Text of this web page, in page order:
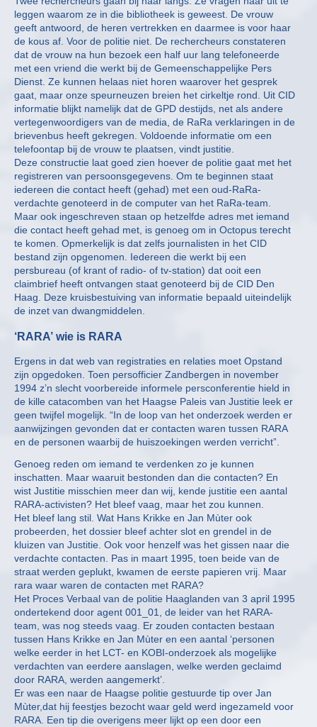
leggen waarom ze in die bibliotheek is geweest. De vrouw
geeft antwoord, de heren vertrekken en daarmee is voor haar
de kous af. Voor de politie niet. De rechercheurs constateren
dat de vrouw na hun bezoek een half uur lang telefoneerde
met een vriend die werkt bij de Gemeenschappelijke Pers
Dienst. Ze kunnen helaas niet horen waarover het gesprek
gaat, maar onze speurneuzen breien het cirkeltje rond. Uit CID
informatie blijkt namelijk dat de GPD destijds, net als andere
vertegenwoordigers van de media, de RaRa verklaringen in de
brievenbus heeft gekregen. Voldoende informatie om een
telefoontap bij de vrouw te plaatsen, vindt justitie.
Deze constructie laat goed zien hoever de politie gaat met het
registreren van persoonsgegevens. Om te beginnen staat
iedereen die contact heeft (gehad) met een oud-RaRa-
verdachte genoteerd in de computer van het RaRa-team.
Maar ook ingeschreven staan op hetzelfde adres met iemand
die contact heeft gehad met, is genoeg om in Octopus terecht
te komen. Opmerkelijk is dat zelfs journalisten in het CID
bestand zijn opgenomen. Iedereen die werkt bij een
persbureau (of krant of radio- of tv-station) dat ooit een
claimbrief heeft ontvangen staat genoteerd bij de CID Den
Haag. Deze kruisbestuiving van informatie bepaald uiteindelijk
de inzet van dwangmiddelen.
‘RARA’ wie is RARA
Ergens in dat web van registraties en relaties moet Opstand
zijn opgedoken. Toen persofficier Zandbergen in november
1994 z’n slecht voorbereide informele persconferentie hield in
de kille catacomben van het Haagse Paleis van Justitie leek er
geen twijfel mogelijk. “In de loop van het onderzoek werden er
aanwijzingen gevonden dat er contacten waren tussen RARA
en de personen waarbij de huiszoekingen werden verricht”.
Genoeg reden om iemand te verdenken zo je kunnen
inschatten. Maar waaruit bestonden dan die contacten? En
wist Justitie misschien meer dan wij, kende justitie een aantal
RARA-activisten? Het bleef vaag, maar het zou kunnen.
Het bleef lang stil. Wat Hans Krikke en Jan Mùter ook
probeerden, het dossier bleef achter slot en grendel in de
kluizen van Justitie. Ook voor henzelf was het gissen naar die
verdachte contacten. Pas in maart 1995, toen beide van de
straat werden geplukt, kwamen de eerste papieren vrij. Maar
rara waar waren de contacten met RARA?
Het Proces Verbaal van de politie Haaglanden van 3 april 1995
ondertekend door agent 001_01, de leider van het RARA-
team, was nog steeds vaag. Er zouden contacten bestaan
tussen Hans Krikke en Jan Mùter en een aantal ‘personen
welke eerder in het LCT- en KOBI-onderzoek als mogelijke
verdachten van eerdere aanslagen, welke werden geclaimd
door RARA, werden aangemerkt’.
Er was een naar de Haagse politie gestuurde tip over Jan
Mùter,dat hij feestjes bezocht waar geld werd ingezameld voor
RARA. Een tip die overigens meer lijkt op een door een